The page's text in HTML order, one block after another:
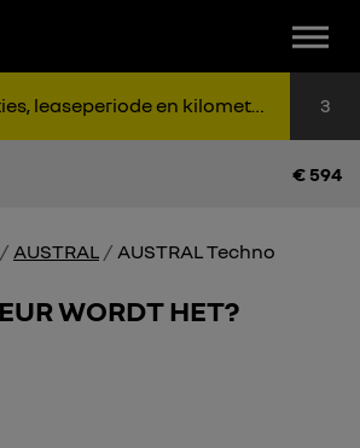
leaseperiode en kilometers Stap 2:
3
€ 594
AUSTRAL AUSTRAL Techno
WORDT HET?